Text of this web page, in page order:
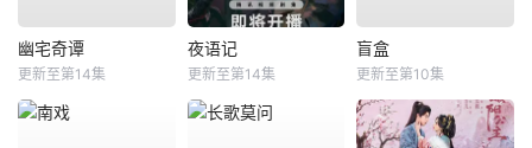
幽宅奇谭
更新至第14集
夜语记
更新至第14集
盲盒
更新至第10集